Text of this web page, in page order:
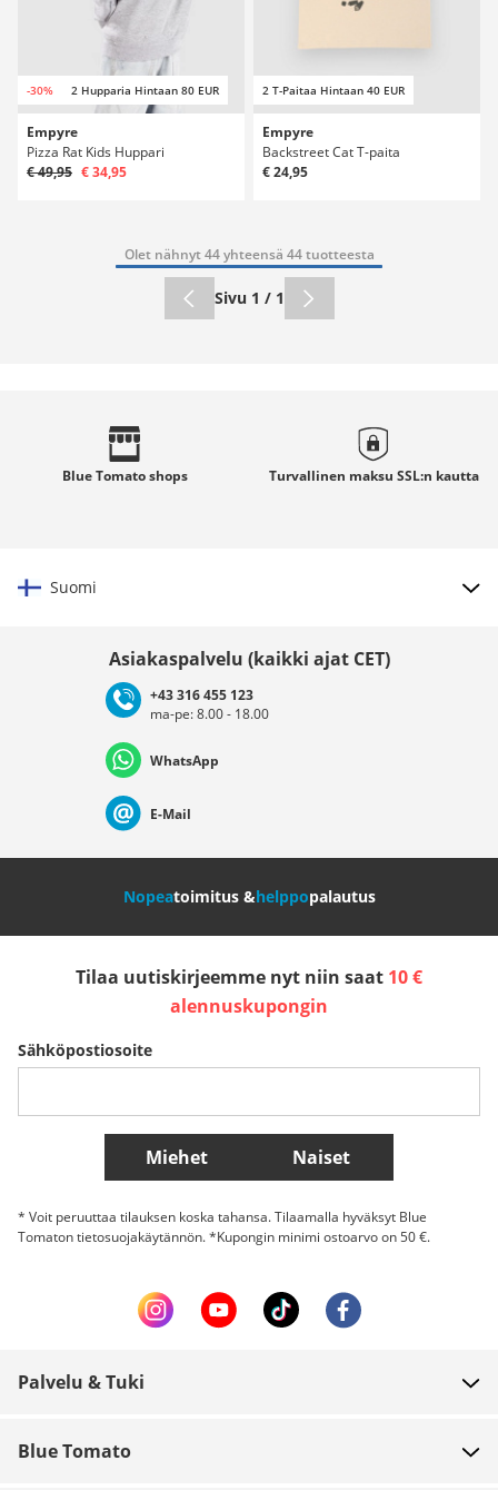
-30% 2 Hupparia Hintaan 80 EUR
Empyre
Pizza Rat Kids Huppari
€ 49,95 € 34,95
2 T-Paitaa Hintaan 40 EUR
Empyre
Backstreet Cat T-paita
€ 24,95
Olet nähnyt 44 yhteensä 44 tuotteesta
Sivu 1 / 1
Blue Tomatoshops Turvallinen maksu SSL:n kautta
Suomi
Deutschland Österreich
Nederland Italia (Italiano) Italien (Deutsch)
Slovenija
Belgique (Français) Danmark Norge
Lisää maita
Asiakaspalvelu (kaikki ajat CET)
+43 316 455 123
ma-pe: 8.00 - 18.00
WhatsApp
E-Mail
Nopeatoimitus &helppopalautus
Tilaa uutiskirjeemme nyt niin saat 10 €
alennuskupongin
Sähköpostiosoite
Miehet Naiset
* Voit peruuttaa tilauksen koska tahansa. Tilaamalla hyväksyt Blue
Tomaton tietosuojakäytännön. *Kupongin minimi ostoarvo on 50 €.
Palvelu & Tuki
Blue Tomato